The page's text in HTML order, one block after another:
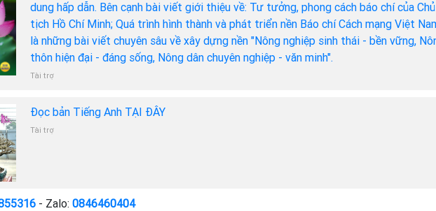
dung hấp dẫn. Bên cạnh bài viết giới thiệu về: Tư tưởng, phong cách báo chí của Chủ
tịch Hồ Chí Minh; Quá trình hình thành và phát triển nền Báo chí Cách mạng Việt
là những bài viết chuyên sâu về xây dựng nền "Nông nghiệp sinh thái - bền vững,
thôn hiện đại - đáng sống, Nông dân chuyên nghiệp - văn minh".
Tài trợ
Đọc bản Tiếng Anh TẠI ĐÂY
Tài trợ
- Zalo: 0846460404